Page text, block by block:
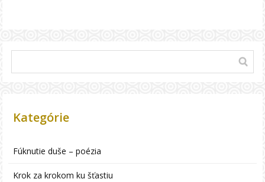
Kategórie
Fúknutie duše – poézia
Krok za krokom ku šťastiu